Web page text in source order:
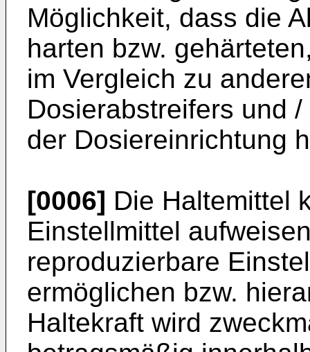
Möglichkeit, dass die
harten bzw.
im Vergleich zu
Dosierabstreifers und
der Dosiereinrichtung
[0006] Die Haltemittel
Einstellmittel
reproduzierbare
ermöglichen bzw.
Haltekraft wird